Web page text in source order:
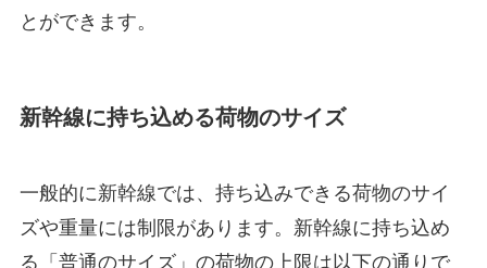
とができます。
新幹線に持ち込める荷物のサイズ
一般的に新幹線では、持ち込みできる荷物のサイ
ズや重量には制限があります。新幹線に持ち込め
る「普通のサイズ」の荷物の上限は以下の通りで